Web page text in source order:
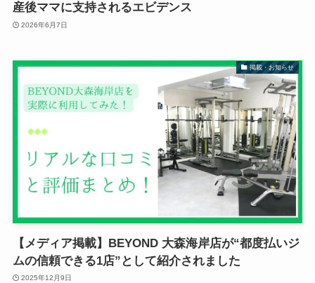
産後ママに支持されるエビデンス
2026年6月7日
掲載・お知らせ
【メディア掲載】BEYOND 大森海岸店が“都度払いジ
ムの信頼できる1店”として紹介されました
2025年12月9日